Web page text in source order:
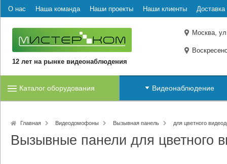
О нас Наша команда Наши проекты Наши клиенты Доставка
12 лет на рынке видеонаблюдения
Москва,
Каталог оборудования Видеонаблюдение
Главная Видеодомофоны Вызывная панель для цветного
Вызывные панели для цветного